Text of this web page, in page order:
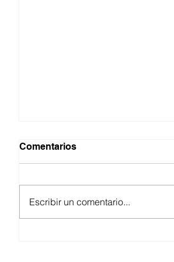
Comentarios
Escribir un comentario...